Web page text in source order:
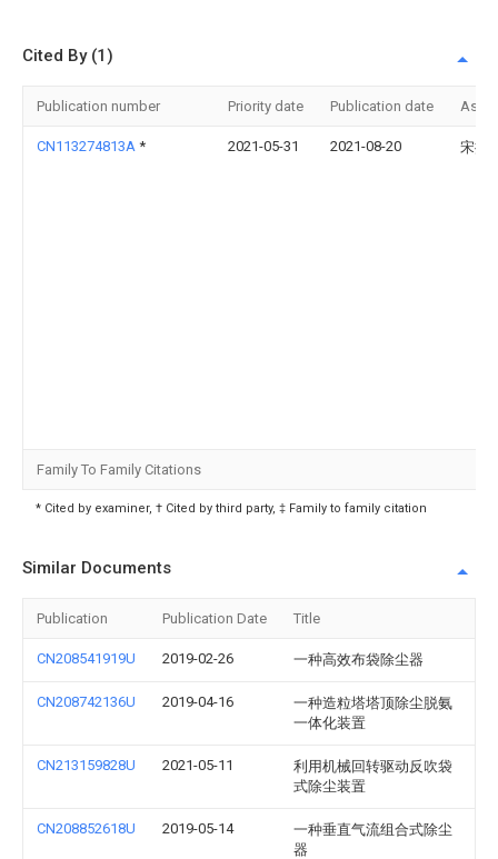
Cited By (1)
Publication number Priority date Publication date
CN113274813A * 2021-05-31 2021-08-20 宋振
Family To Family Citations
* Cited by examiner, † Cited by third party, ‡ Family to family citation
Similar Documents
Publication Publication Date Title
CN208541919U 2019-02-26 一种高效布袋除尘器
CN208742136U 2019-04-16
一种造粒塔塔顶除尘脱氨
一体化装置
CN213159828U 2021-05-11
利用机械回转驱动反吹袋
式除尘装置
CN208852618U 2019-05-14
一种垂直气流组合式除尘
器